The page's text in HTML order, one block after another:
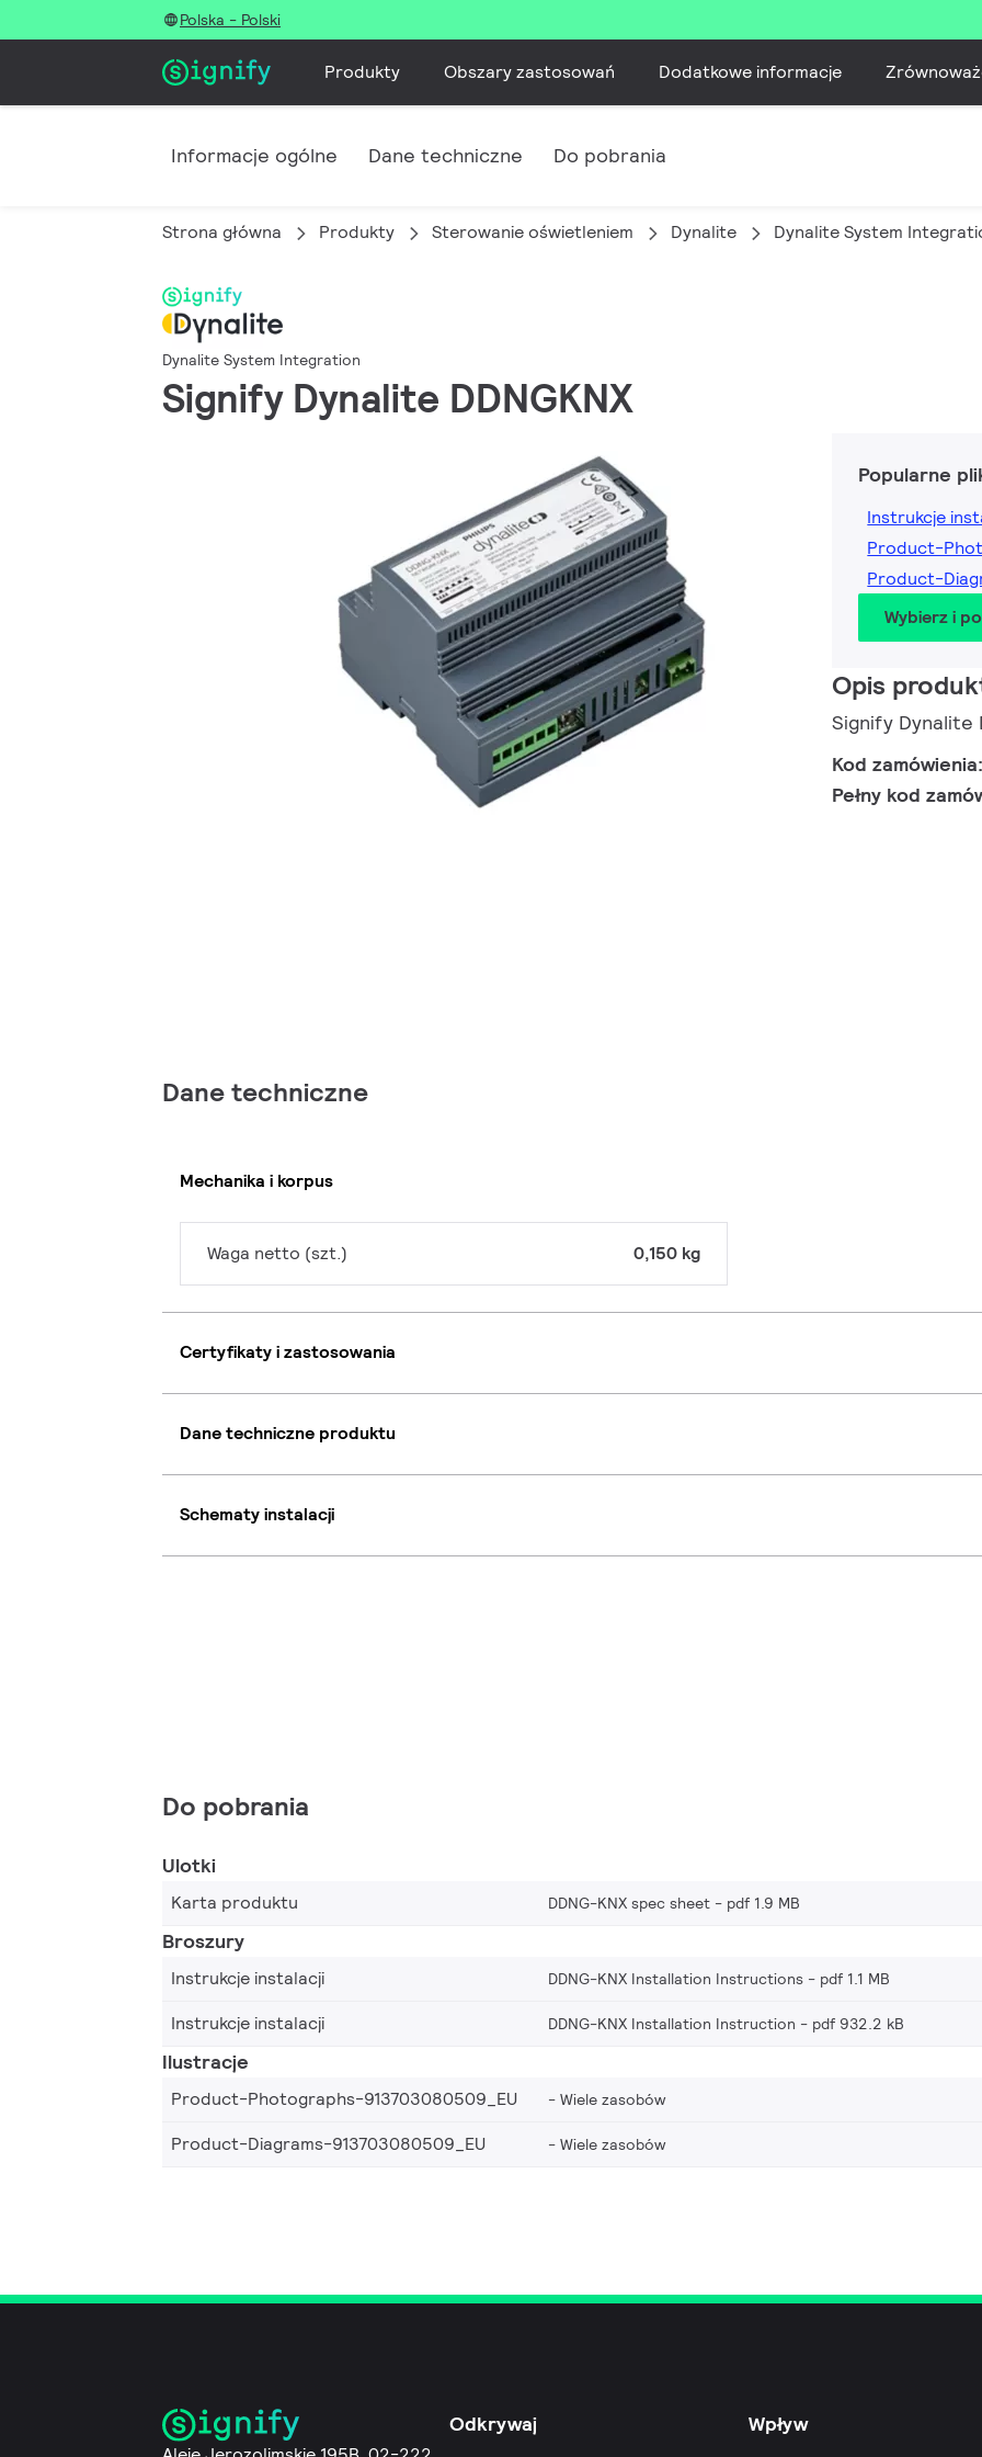
Polska - Polski
Produkty Obszary zastosowań Dodatkowe informacje
Informacje ogólne Dane techniczne Do pobrania
Strona główna Produkty Sterowanie oświetleniem Dynalite Dynalite System
Dynalite System Integration
Signify Dynalite DDNGKNX
Popularne
Instrukcje
Product-
Product-
Wybierz i
Opis
Signify Dynalite
Kod zamówienia:
Pełny kod
Dane techniczne
Mechanika i korpus
Waga netto (szt.) 0,150 kg
Certyfikaty i zastosowania
Dane techniczne produktu
Schematy instalacji
Do pobrania
Ulotki
Karta produktu DDNG-KNX spec sheet pdf 1.9 MB
Broszury
Instrukcje instalacji DDNG-KNX Installation Instructions pdf 1.1 MB
Instrukcje instalacji
DDNG-KNX Installation Instruction pdf 932.2 kB
Ilustracje
Product-Photographs-913703080509_EU Wiele zasobów
Product-Diagrams-913703080509_EU
Wiele zasobów
Odkrywaj Wpływ